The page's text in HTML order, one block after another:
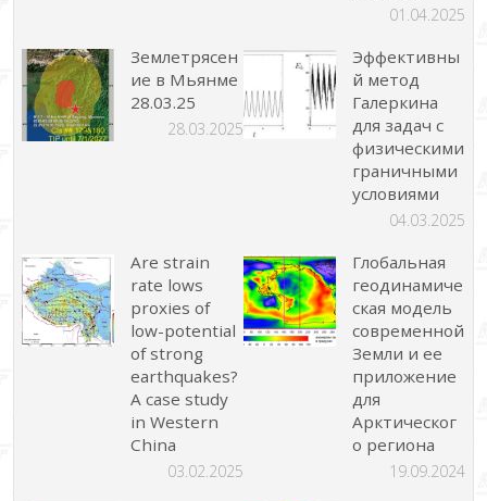
01.04.2025
Землетрясен
ие в Мьянме
28.03.25
28.03.2025
Эффективны
й метод
Галеркина
для задач с
физическими
граничными
условиями
04.03.2025
Are strain
rate lows
proxies of
low-potential
of strong
earthquakes?
A case study
in Western
China
03.02.2025
Глобальная
геодинамиче
ская модель
современной
Земли и ее
приложение
для
Арктическог
о региона
19.09.2024